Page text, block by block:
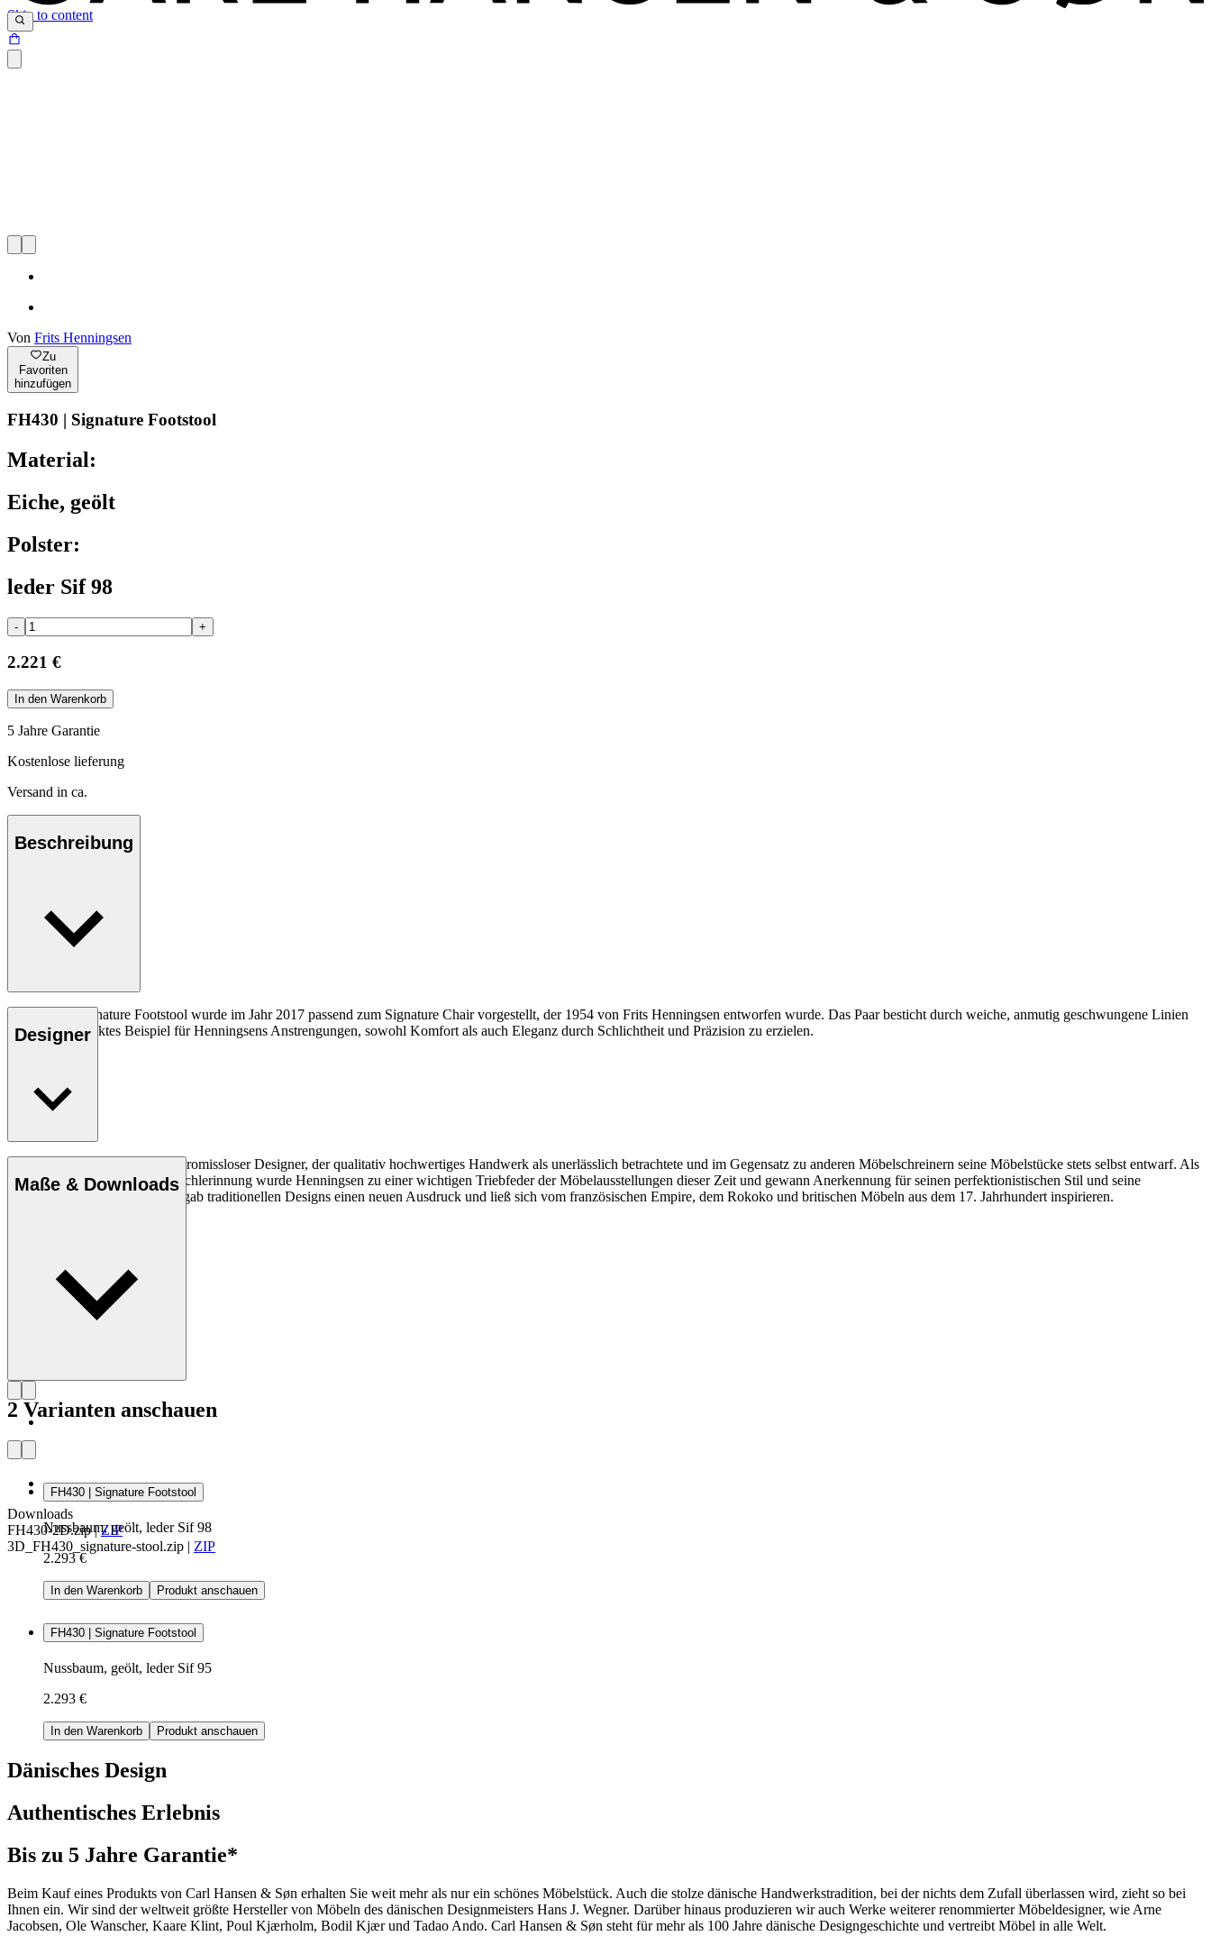
Skip to content
Von Frits Henningsen
Zu
Favoriten
hinzufügen
FH430 | Signature Footstool
Material:
Eiche, geölt
Polster:
leder Sif 98
- +
2.221 €
In den Warenkorb
5 Jahre Garantie
Kostenlose lieferung
Versand in ca.
Beschreibung
Der FH430 Signature Footstool wurde im Jahr 2017 passend zum Signature Chair vorgestellt, der 1954 von Frits Henningsen entworfen wurde. Das Paar besticht durch weiche, anmutig geschwungene Linien
und ist ein perfektes Beispiel für Henningsens Anstrengungen, sowohl Komfort als auch Eleganz durch Schlichtheit und Präzision zu erzielen.
Designer
Frits Henningsen war ein kompromissloser Designer, der qualitativ hochwertiges Handwerk als unerlässlich betrachtete und im Gegensatz zu anderen Möbelschreinern seine Möbelstücke stets selbst entwarf. Als
Mitglied der Kopenhagener Tischlerinnung wurde Henningsen zu einer wichtigen Triebfeder der Möbelausstellungen dieser Zeit und gewann Anerkennung für seinen perfektionistischen Stil und seine
dynamische Persönlichkeit. Er gab traditionellen Designs einen neuen Ausdruck und ließ sich vom französischen Empire, dem Rokoko und britischen Möbeln aus dem 17. Jahrhundert inspirieren.
Maße & Downloads
Downloads
FH430-2D.zip|ZIP
3D_FH430_signature-stool.zip | ZIP
2 Varianten anschauen
FH430 | Signature Footstool
Nussbaum, geölt, leder Sif 98
2.293 €
In den Warenkorb Produkt anschauen
FH430 | Signature Footstool
Nussbaum, geölt, leder Sif 95
2.293 €
In den Warenkorb Produkt anschauen
Dänisches Design
Authentisches Erlebnis
Bis zu 5 Jahre Garantie*
Beim Kauf eines Produkts von Carl Hansen & Søn erhalten Sie weit mehr als nur ein schönes Möbelstück. Auch die stolze dänische Handwerkstradition, bei der nichts dem Zufall überlassen wird, zieht so bei
Ihnen ein. Wir sind der weltweit größte Hersteller von Möbeln des dänischen Designmeisters Hans J. Wegner. Darüber hinaus produzieren wir auch Werke weiterer renommierter Möbeldesigner, wie Arne
Jacobsen, Ole Wanscher, Kaare Klint, Poul Kjærholm, Bodil Kjær und Tadao Ando. Carl Hansen & Søn steht für mehr als 100 Jahre dänische Designgeschichte und vertreibt Möbel in alle Welt.